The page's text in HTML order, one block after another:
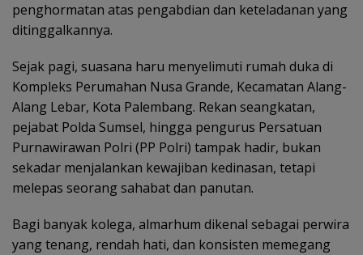
penghormatan atas pengabdian dan keteladanan yang
ditinggalkannya.
Sejak pagi, suasana haru menyelimuti rumah duka di
Kompleks Perumahan Nusa Grande, Kecamatan Alang-
Alang Lebar, Kota Palembang. Rekan seangkatan,
pejabat Polda Sumsel, hingga pengurus Persatuan
Purnawirawan Polri (PP Polri) tampak hadir, bukan
sekadar menjalankan kewajiban kedinasan, tetapi
melepas seorang sahabat dan panutan.
Bagi banyak kolega, almarhum dikenal sebagai perwira
yang tenang, rendah hati, dan konsisten memegang